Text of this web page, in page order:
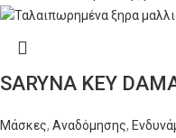
SARYNA KEY
Μάσκες, Αναδόμησης,